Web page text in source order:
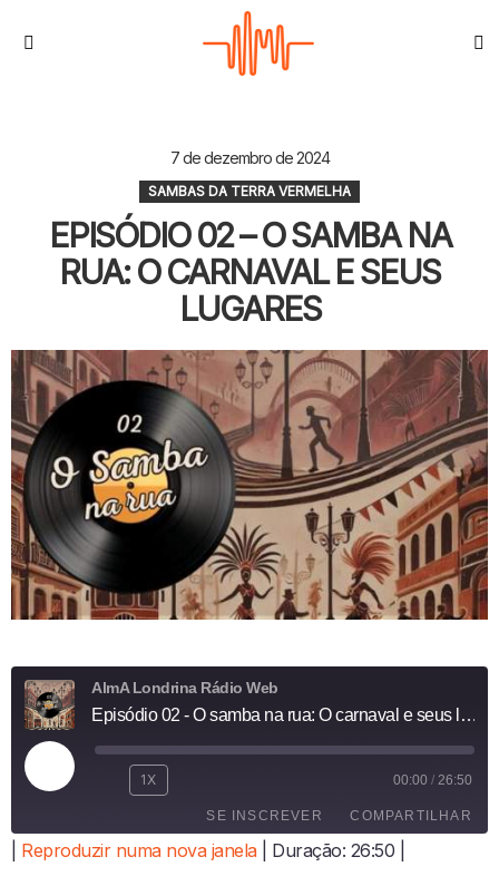
7 de dezembro de 2024
SAMBAS DA TERRA VERMELHA
EPISÓDIO 02 – O SAMBA NA
RUA: O CARNAVAL E SEUS
LUGARES
AlmA Londrina Rádio Web
Episódio 02 - O samba na rua: O carnaval e seus lugares
E
1X 00:00 / 26:50
SE INSCREVER COMPARTILHAR
Reproduzir numa nova janela| Duração: 26:50